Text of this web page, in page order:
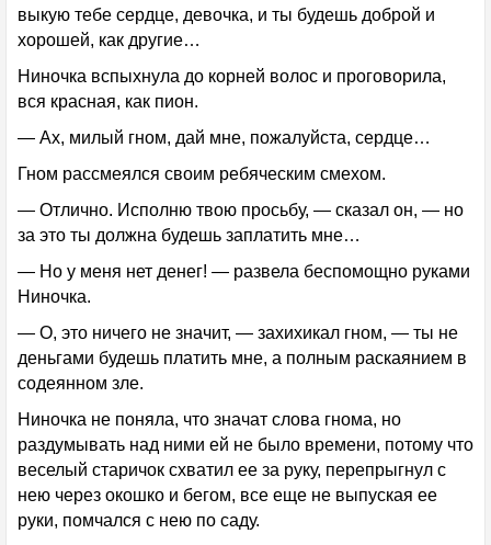
выкую тебе сердце, девочка, и ты будешь доброй и
хорошей, как другие…
Ниночка вспыхнула до корней волос и проговорила,
вся красная, как пион.
— Ах, милый гном, дай мне, пожалуйста, сердце…
Гном рассмеялся своим ребяческим смехом.
— Отлично. Исполню твою просьбу, — сказал он, — но
за это ты должна будешь заплатить мне…
— Но у меня нет денег! — развела беспомощно руками
Ниночка.
— О, это ничего не значит, — захихикал гном, — ты не
деньгами будешь платить мне, а полным раскаянием в
содеянном зле.
Ниночка не поняла, что значат слова гнома, но
раздумывать над ними ей не было времени, потому что
веселый старичок схватил ее за руку, перепрыгнул с
нею через окошко и бегом, все еще не выпуская ее
руки, помчался с нею по саду.